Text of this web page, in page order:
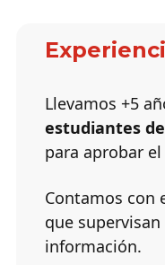
Llevamos +5
estudiantes
para aprobar el
Contamos con
que
información.